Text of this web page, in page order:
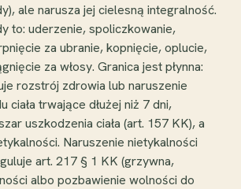
ale narusza jej cielesną integralność.
to: uderzenie, spoliczkowanie,
za ubranie, kopnięcie, oplucie,
za włosy. Granica jest płynna:
rozstrój zdrowia lub naruszenie
ciała trwające dłużej niż 7 dni,
uszkodzenia ciała (art. 157 KK), a
Naruszenie nietykalności
art. 217 § 1 KK (grzywna,
albo pozbawienie wolności do